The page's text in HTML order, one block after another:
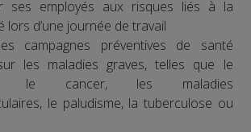
ses employés aux risques liés à la
lors d’une journée de travail
campagnes préventives de santé
les maladies graves, telles que le
le cancer, les maladies
le paludisme, la tuberculose ou